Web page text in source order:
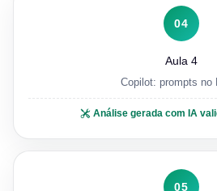
04
Aula 4
Copilot: prompts no
Análise gerada com IA
05